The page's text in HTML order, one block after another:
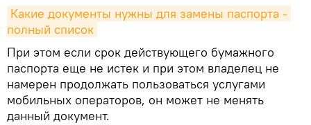
Какие документы нужны для замены паспорта -
полный список
При этом если срок действующего бумажного
паспорта еще не истек и при этом владелец не
намерен продолжать пользоваться услугами
мобильных операторов, он может не менять
данный документ.